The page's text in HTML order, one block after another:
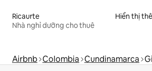
Ricaurte
Nhà nghỉ dưỡng cho thuê
Hiển thị
Airbnb Colombia Cundinamarca